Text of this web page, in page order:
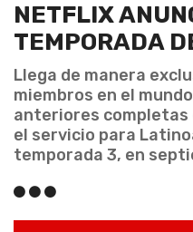
NETFLIX
TEMPORADA
Llega de manera
miembros en el
anteriores completas
el servicio para
temporada 3, en